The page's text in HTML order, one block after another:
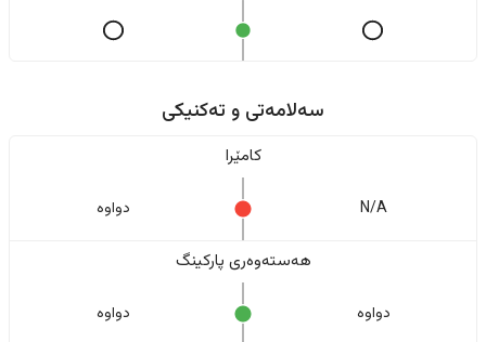
سەلامەتی و تەکنیکی
کامێرا
N/A دواوە
هەستەوەری پارکینگ
دواوە دواوە